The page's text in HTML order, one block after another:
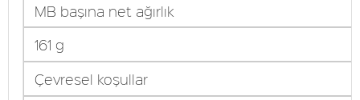
MB başına net ağırlık
161 g
Çevresel koşullar